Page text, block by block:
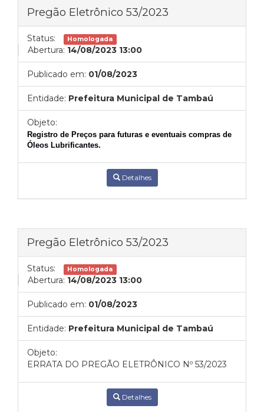
Pregão Eletrônico 53/2023
Status: Homologada
Abertura: 14/08/2023 13:00
Publicado em: 01/08/2023
Entidade: Prefeitura Municipal de Tambaú
Objeto:
Registro de Preços para futuras e eventuais compras de
Óleos Lubrificantes.
Detalhes
Pregão Eletrônico 53/2023
Status: Homologada
Abertura: 14/08/2023 13:00
Publicado em: 01/08/2023
Entidade: Prefeitura Municipal de Tambaú
Objeto:
ERRATA DO PREGÃO ELETRÔNICO Nº 53/2023
Detalhes